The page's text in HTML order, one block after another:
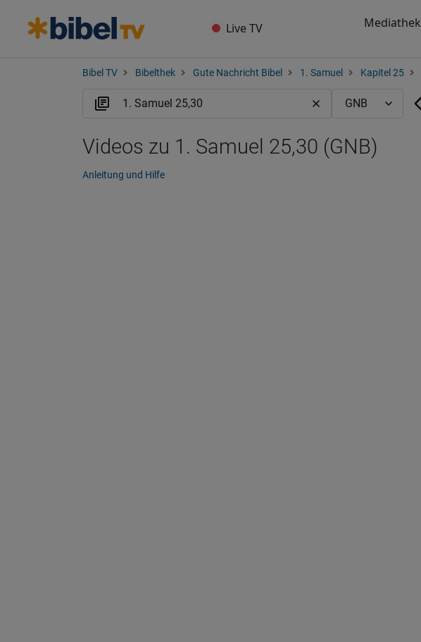
Live TV Mediathek
Bibel TV Bibelthek Gute Nachricht Bibel 1. Samuel Kapitel 25
Videos zu 1. Samuel 25,30 (GNB)
Anleitung und Hilfe